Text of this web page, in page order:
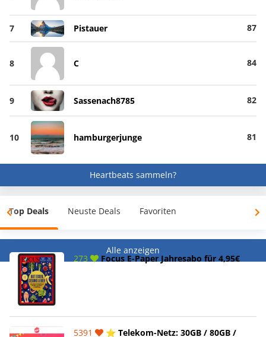
7 Pistauer 87
8 C 84
9 Sassenach8785 82
10 hamburgerjunge 81
Heartbeats sammeln?
Top Deals Neuste Deals Favoriten
Alle anzeigen
273 Focus E-Paper Jahresabo für 4,95€
5391
⭐️ Telekom-Netz: 30GB / 80GB /